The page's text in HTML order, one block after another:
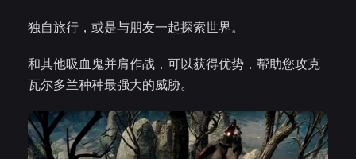
独自旅行，或是与朋友一起探索世界。
和其他吸血鬼并肩作战，可以获得优势，帮助您攻克
瓦尔多兰种种最强大的威胁。